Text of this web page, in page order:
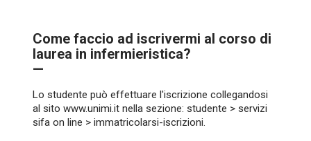
Come faccio ad iscrivermi al corso di
laurea in infermieristica?
—
Lo studente può effettuare l'iscrizione collegandosi
al sito www.unimi.it nella sezione: studente > servizi
sifa on line > immatricolarsi-iscrizioni.